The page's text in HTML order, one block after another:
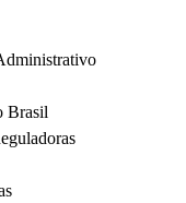
Brasil